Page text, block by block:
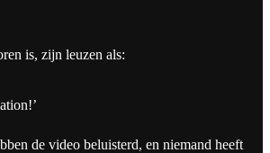
is, zijn leuzen als:
de video beluisterd, en niemand heeft